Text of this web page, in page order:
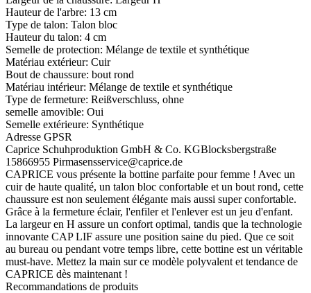
Hauteur de l'arbre: 13 cm
Type de talon: Talon bloc
Hauteur du talon: 4 cm
Semelle de protection: Mélange de textile et synthétique
Matériau extérieur: Cuir
Bout de chaussure: bout rond
Matériau intérieur: Mélange de textile et synthétique
Type de fermeture: Reißverschluss, ohne
semelle amovible: Oui
Semelle extérieure: Synthétique
Adresse GPSR
Caprice Schuhproduktion GmbH & Co. KGBlocksbergstraße
15866955 Pirmasensservice@caprice.de
CAPRICE vous présente la bottine parfaite pour femme ! Avec un
cuir de haute qualité, un talon bloc confortable et un bout rond, cette
chaussure est non seulement élégante mais aussi super confortable.
Grâce à la fermeture éclair, l'enfiler et l'enlever est un jeu d'enfant.
La largeur en H assure un confort optimal, tandis que la technologie
innovante CAP LIF assure une position saine du pied. Que ce soit
au bureau ou pendant votre temps libre, cette bottine est un véritable
must-have. Mettez la main sur ce modèle polyvalent et tendance de
CAPRICE dès maintenant !
Recommandations de produits